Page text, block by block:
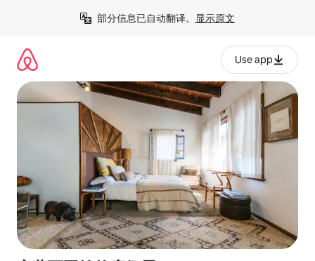
部分信息已自动翻译。 显示原文
Use app